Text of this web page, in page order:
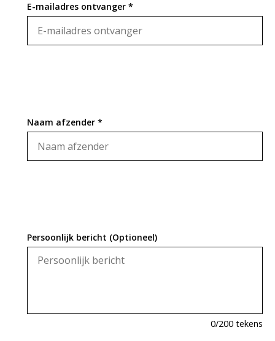
E-mailadres ontvanger *
Naam afzender *
Persoonlijk bericht (Optioneel)
0/200 tekens